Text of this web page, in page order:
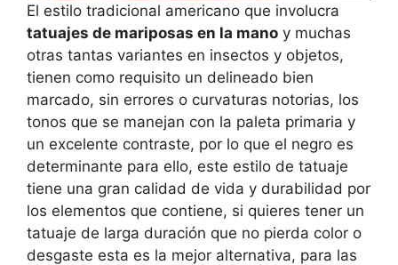
El estilo tradicional americano que involucra
tatuajes de mariposas en la mano y muchas
otras tantas variantes en insectos y objetos,
tienen como requisito un delineado bien
marcado, sin errores o curvaturas notorias, los
tonos que se manejan con la paleta primaria y
un excelente contraste, por lo que el negro es
determinante para ello, este estilo de tatuaje
tiene una gran calidad de vida y durabilidad por
los elementos que contiene, si quieres tener un
tatuaje de larga duración que no pierda color o
desgaste esta es la mejor alternativa, para las